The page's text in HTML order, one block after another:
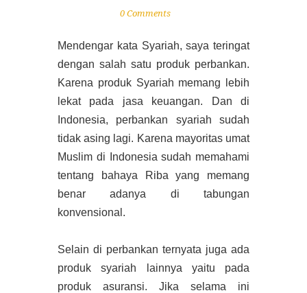
0 Comments
Mendengar kata Syariah, saya teringat
dengan salah satu produk perbankan.
Karena produk Syariah memang lebih
lekat pada jasa keuangan. Dan di
Indonesia, perbankan syariah sudah
tidak asing lagi. Karena mayoritas umat
Muslim di Indonesia sudah memahami
tentang bahaya Riba yang memang
benar adanya di tabungan
konvensional.
Selain di perbankan ternyata juga ada
produk syariah lainnya yaitu pada
produk asuransi. Jika selama ini